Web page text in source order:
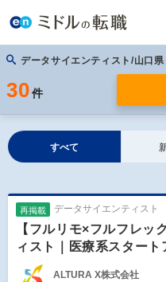
データサイエンティスト/山口県
30 件
すべて
再掲載 データサイエンティスト
【フルリモ×フルフレッ
ィスト｜医療系スター
ALTURA X株式会社